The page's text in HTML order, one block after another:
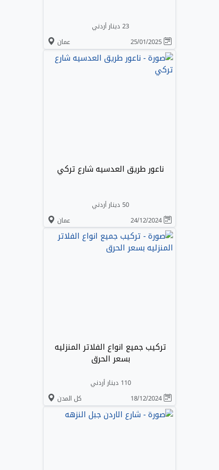
23 دينار أردني
عمان
ناعور طريق العدسيه شارع تركي
50 دينار أردني
عمان
تركيب جميع انواع الفلاتر المنزليه
بسعر الحرق
110 دينار أردني
كل المدن